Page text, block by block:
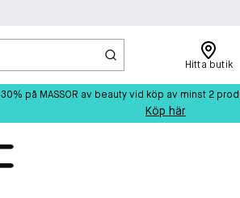
Hitta butik
30% på MASSOR av beauty vid köp av minst 2
Köp här